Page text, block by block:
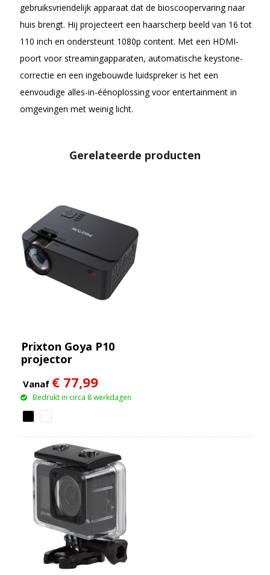
gebruiksvriendelijk apparaat dat de bioscoopervaring naar
huis brengt. Hij projecteert een haarscherp beeld van 16 tot
110 inch en ondersteunt 1080p content. Met een HDMI-
poort voor streamingapparaten, automatische keystone-
correctie en een ingebouwde luidspreker is het een
eenvoudige alles-in-éénoplossing voor entertainment in
omgevingen met weinig licht.
Gerelateerde producten
Prixton Goya P10
projector
Vanaf € 77,99
Bedrukt in circa 8 werkdagen